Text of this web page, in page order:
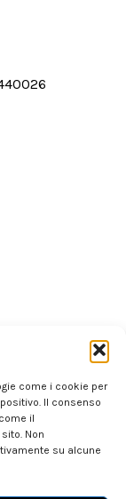
come i cookie per
Il consenso
il
Non
su alcune